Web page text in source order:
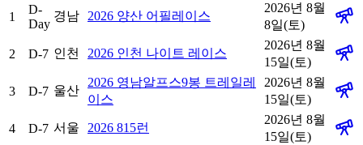
1
D-
Day
경남 2026 양산 어필레이스
2026년 8월
8일(토)
2 D-7 인천 2026 인천 나이트 레이스
2026년 8월
15일(토)
3 D-7 울산
2026 영남알프스9봉 트레일레
이스
2026년 8월
15일(토)
4 D-7 서울 2026 815런
2026년 8월
15일(토)